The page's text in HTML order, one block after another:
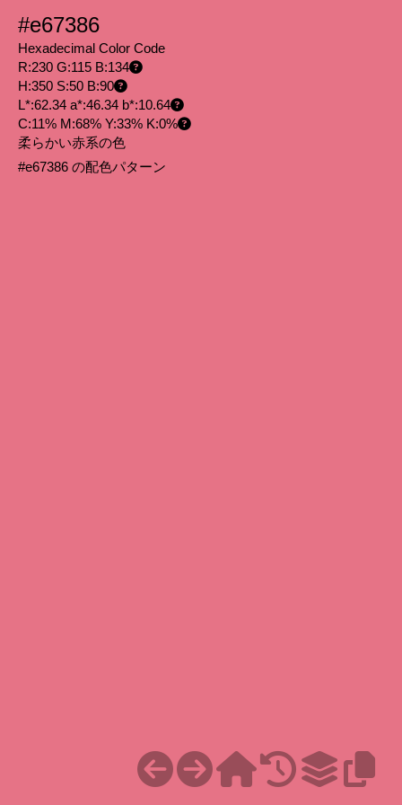
#e67386
Hexadecimal Color Code
R:230 G:115 B:134
H:350 S:50 B:90
L*:62.34 a*:46.34 b*:10.64
C:11% M:68% Y:33% K:0%
柔らかい赤系の色
#e67386 の配色パターン